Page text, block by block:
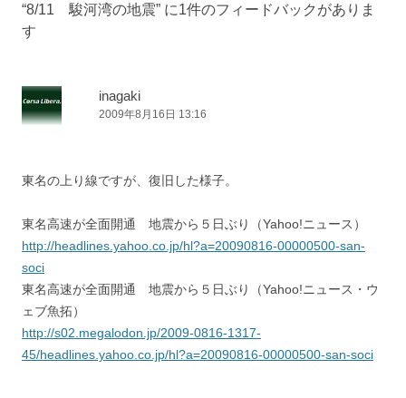
ビ
シ
ョ
“8/11 駿河湾の地震” に1件のフィードバックがありま
す
inagaki
2009年8月16日 13:16
東名の上り線ですが、復旧した様子。
東名高速が全面開通 地震から５日ぶり（Yahoo!ニュース）
http://headlines.yahoo.co.jp/hl?a=20090816-00000500-san-
soci
東名高速が全面開通 地震から５日ぶり（Yahoo!ニュース・ウ
ェブ魚拓）
http://s02.megalodon.jp/2009-0816-1317-
45/headlines.yahoo.co.jp/hl?a=20090816-00000500-san-soci